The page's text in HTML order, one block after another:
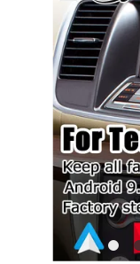
PRIVACY
POLICY